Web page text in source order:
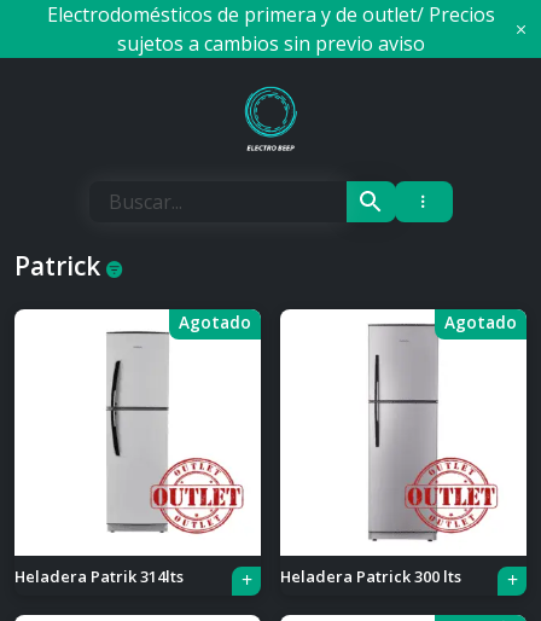
Electrodomésticos de primera y de outlet/ Precios
sujetos a cambios sin previo aviso
Electro Beep
Patrick
Agotado
Heladera Patrik 314lts
Agotado
Heladera Patrick 300 lts